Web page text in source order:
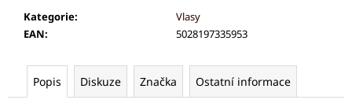
Kategorie:
Vlasy
EAN: 5028197335953
Popis Diskuze Značka Ostatní informace
OBLIČEJ
5V1
Kč